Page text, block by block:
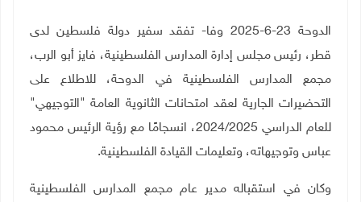
الدوحة 23-6-2025 وفا- تفقد سفير دولة فلسطين لدى
قطر، رئيس مجلس إدارة المدارس الفلسطينية، فايز أبو الرب،
مجمع المدارس الفلسطينية في الدوحة، للاطلاع على
التحضيرات الجارية لعقد امتحانات الثانوية العامة "التوجيهي"
للعام الدراسي 2024/2025، انسجامًا مع رؤية الرئيس محمود
عباس وتوجيهاته، وتعليمات القيادة الفلسطينية.
وكان في استقباله مدير عام مجمع المدارس الفلسطينية